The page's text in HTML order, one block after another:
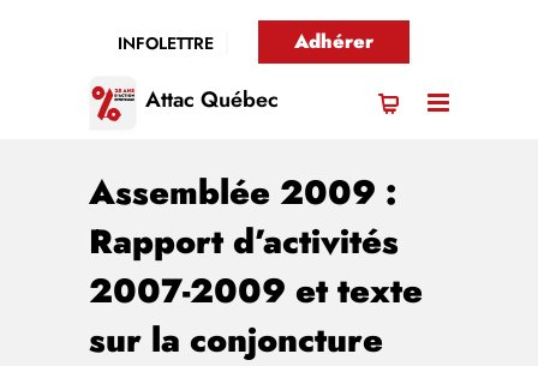
INFOLETTRE Adhérer
Attac Québec
Assemblée 2009 :
Rapport d’activités
2007-2009 et texte
sur la conjoncture